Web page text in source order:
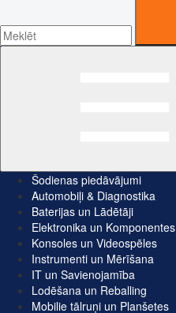
Šodienas piedāvājumi
Automobiļi & Diagnostika
Baterijas un Lādētāji
Elektronika un Komponentes
Konsoles un Videospēles
Instrumenti un Mērīšana
IT un Savienojamība
Lodēšana un Reballing
Mobilie tālruņi un Planšetes